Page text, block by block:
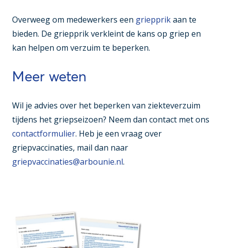
Overweeg om medewerkers een griepprikaan te
bieden. De griepprik verkleint de kans op griep en
kan helpen om verzuim te beperken.
Meer weten
Wil je advies over het beperken van ziekteverzuim
tijdens het griepseizoen? Neem dan contact met ons
contactformulier. Heb je een vraag over
griepvaccinaties, mail dan naar
griepvaccinaties@arbounie.nl.